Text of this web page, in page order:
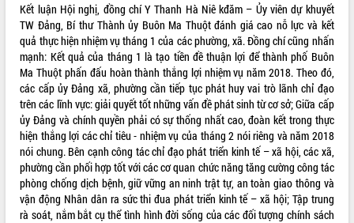
Kết luận Hội nghị, đồng chí Y Thanh Hà Niê kđăm – Ủy viên dự khuyết
TW Đảng, Bí thư Thành ủy Buôn Ma Thuột đánh giá cao nỗ lực và kết
quả thực hiện nhiệm vụ tháng 1 của các phường, xã. Đồng chí cũng nhấn
mạnh: Kết quả của tháng 1 là tạo tiền đề thuận lợi để thành phố Buôn
Ma Thuột phấn đấu hoàn thành thắng lợi nhiệm vụ năm 2018. Theo đó,
các cấp ủy Đảng xã, phường cần tiếp tục phát huy vai trò lãnh chỉ đạo
trên các lĩnh vực: giải quyết tốt những vấn đề phát sinh từ cơ sở; Giữa cấp
ủy Đảng và chính quyền phải có sự thống nhất cao, đoàn kết trong thực
hiện thắng lợi các chỉ tiêu - nhiệm vụ của tháng 2 nói riêng và năm 2018
nói chung. Bên cạnh công tác chỉ đạo phát triển kinh tế – xã hội, các xã,
phường cần phối hợp tốt với các cơ quan chức năng tăng cường công tác
phòng chống dịch bệnh, giữ vững an ninh trật tự, an toàn giao thông và
vận động Nhân dân ra sức thi đua phát triển kinh tế – xã hội; Tập trung
rà soát, nắm bắt cụ thể tình hình đời sống của các đối tượng chính sách